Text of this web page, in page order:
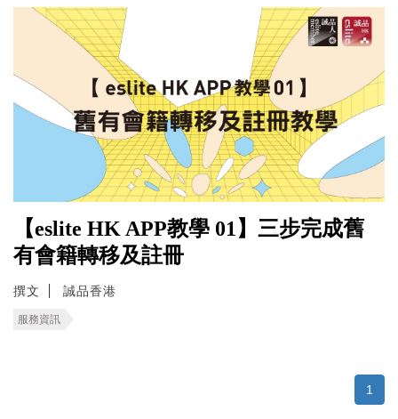
【eslite HK APP教學 01】三步完成舊
有會籍轉移及註冊
撰文 誠品香港
服務資訊
1